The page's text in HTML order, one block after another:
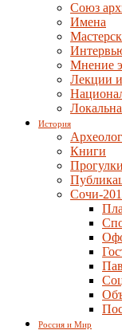
Союз
Имена
Мнение
Лекции
История
Книги
Прогулки
Сочи-
Россия и Мир